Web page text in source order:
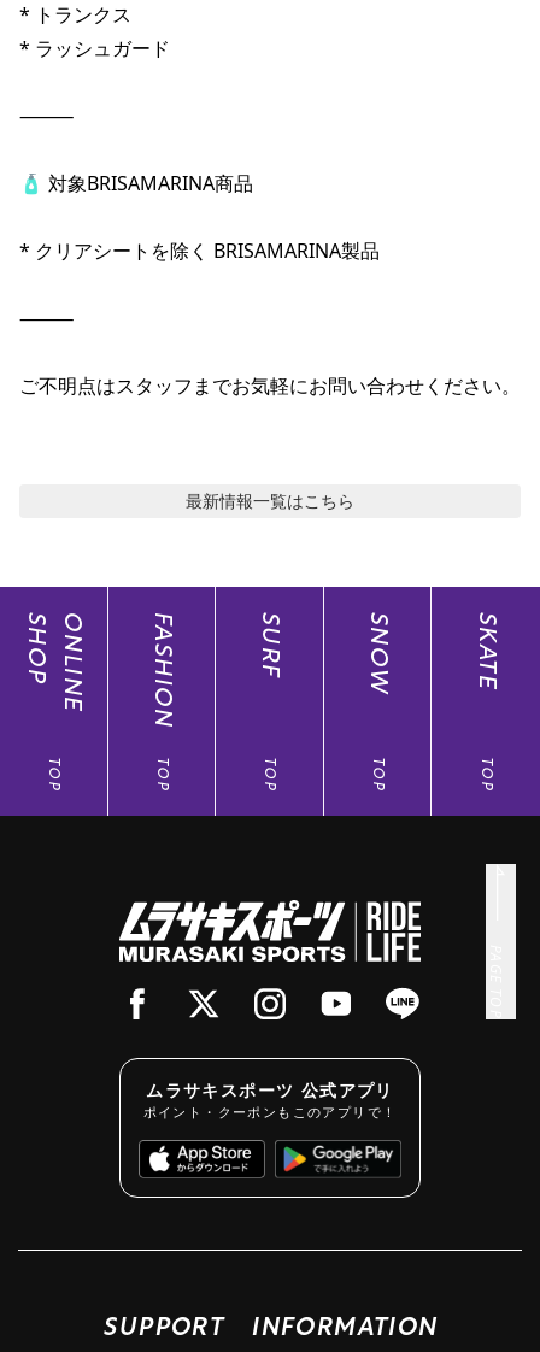
* トランクス
* ラッシュガード
⸻
🧴 対象BRISAMARINA商品
* クリアシートを除く BRISAMARINA製品
⸻
ご不明点はスタッフまでお気軽にお問い合わせください。
最新情報一覧はこちら
ONLINE
SHOP
TOP
FASHION
TOP
SURF
TOP
SNOW
TOP
SKATE
TOP
ムラサキスポーツ 公式アプリ
ポイント・クーポンもこのアプリで！
SUPPORT INFORMATION